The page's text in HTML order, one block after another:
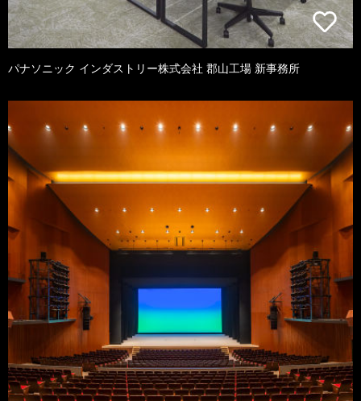
パナソニック インダストリー株式会社 郡山工場 新事務所